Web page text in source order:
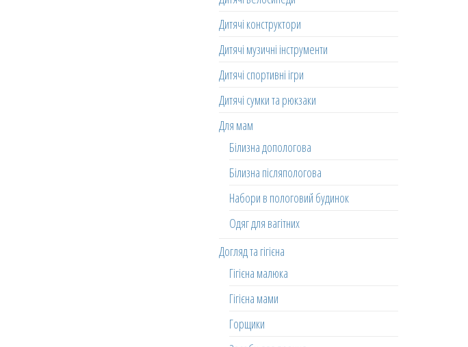
Дитячі конструктори
Дитячі музичні інструменти
Дитячі спортивні ігри
Дитячі сумки та рюкзаки
Для мам
Білизна допологова
Білизна післяпологова
Набори в пологовий будинок
Одяг для вагітних
Догляд та гігієна
Гігієна малюка
Гігієна мами
Горщики